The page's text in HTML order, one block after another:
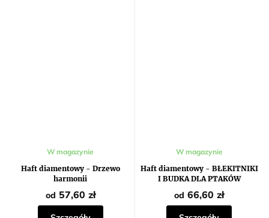
Haft diamentowy - Drzewo
harmonii
Średnia
ocena
produktu
wynosi
5,0
na
5
gwiazdek.
W magazynie
od 57,60 zł
Haft diamentowy - BŁEKITNIKI
I BUDKA DLA PTAKÓW
W magazynie
od 66,60 zł